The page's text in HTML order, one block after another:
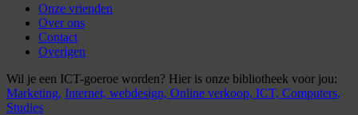
Onze vrienden
Over ons
Contact
Overigen
Wil je een ICT-goeroe worden? Hier is onze bibliotheek voor jou:
Marketing, Internet, webdesign, Online verkoop, ICT, Computers,
Studies